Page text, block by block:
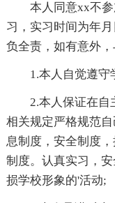
本人同意xx不
习，实习时间为年
负全责，如有意外，
1.本人自觉遵守
2.本人保证在自
相关规定严格规范
息制度，安全制度
制度。认真实习，
损学校形象的'活动;